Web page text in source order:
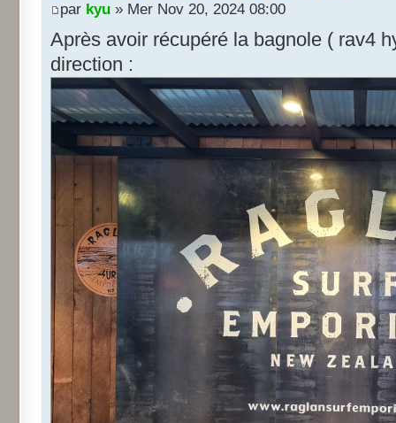
par kyu » Mer Nov 20, 2024 08:00
Après avoir récupéré la bagnole ( rav4
direction :